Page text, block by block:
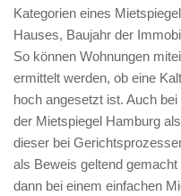
Kategorien eines
Hauses, Baujahr der
So können Wohnungen
ermittelt werden, ob eine
hoch angesetzt ist. Auch
der Mietspiegel Hamburg
dieser bei
als Beweis geltend
dann bei einem einfachen